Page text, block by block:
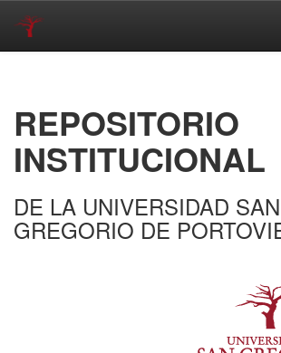
REPOSITORIO
INSTITUCIONAL
DE LA UNIVERSIDAD SAN
GREGORIO DE